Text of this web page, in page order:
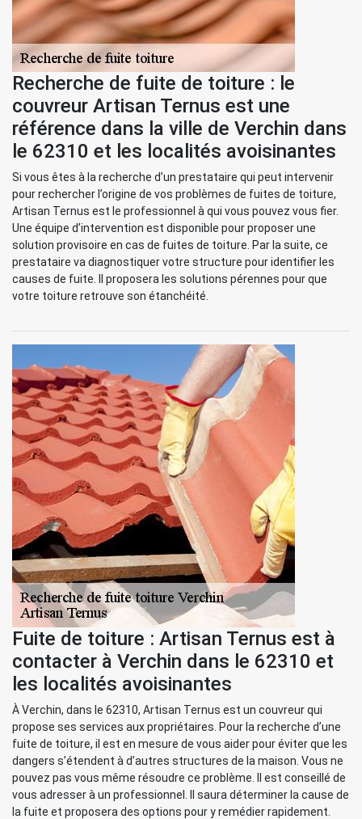
Recherche de fuite de toiture : le
couvreur Artisan Ternus est une
référence dans la ville de Verchin dans
le 62310 et les localités avoisinantes
Si vous êtes à la recherche d’un prestataire qui peut intervenir
pour rechercher l’origine de vos problèmes de fuites de toiture,
Artisan Ternus est le professionnel à qui vous pouvez vous fier.
Une équipe d’intervention est disponible pour proposer une
solution provisoire en cas de fuites de toiture. Par la suite, ce
prestataire va diagnostiquer votre structure pour identifier les
causes de fuite. Il proposera les solutions pérennes pour que
votre toiture retrouve son étanchéité.
Fuite de toiture : Artisan Ternus est à
contacter à Verchin dans le 62310 et
les localités avoisinantes
À Verchin, dans le 62310, Artisan Ternus est un couvreur qui
propose ses services aux propriétaires. Pour la recherche d’une
fuite de toiture, il est en mesure de vous aider pour éviter que les
dangers s’étendent à d’autres structures de la maison. Vous ne
pouvez pas vous même résoudre ce problème. Il est conseillé de
vous adresser à un professionnel. Il saura déterminer la cause de
la fuite et proposera des options pour y remédier rapidement.